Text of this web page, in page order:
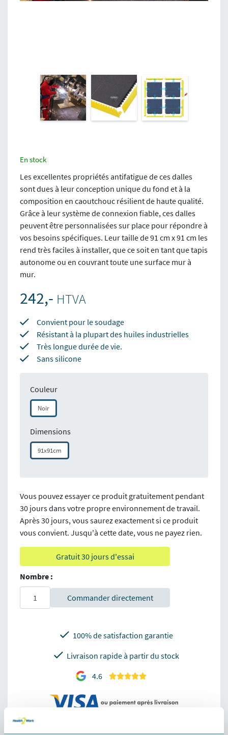
En stock
Les excellentes propriétés antifatigue de ces dalles
sont dues à leur conception unique du fond et à la
composition en caoutchouc résilient de haute qualité.
Grâce à leur système de connexion fiable, ces dalles
peuvent être personnalisées sur place pour répondre à
vos besoins spécifiques. Leur taille de 91 cm x 91 cm les
rend très faciles à installer, que ce soit en tant que tapis
autonome ou en couvrant toute une surface mur à
mur.
242,- HTVA
Convient pour le soudage
Résistant à la plupart des huiles industrielles
Très longue durée de vie.
Sans silicone
Couleur
Noir
Dimensions
91x91cm
Vous pouvez essayer ce produit gratuitement pendant
30 jours dans votre propre environnement de travail.
Après 30 jours, vous saurez exactement si ce produit
vous convient. Jusqu'à cette date, vous ne payez rien.
Gratuit 30 jours d'essai
Nombre :
Commander directement
100% de satisfaction garantie
Livraison rapide à partir du stock
4.6